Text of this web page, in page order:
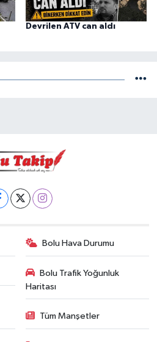
Devrilen ATV can aldı
Bolu Hava Durumu
Bolu Trafik Yoğunluk
Haritası
Tüm Manşetler